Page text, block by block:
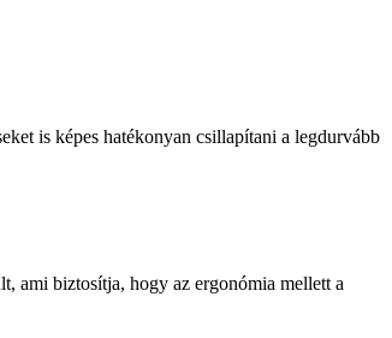
is képes hatékonyan csillapítani a legdurvább
ami biztosítja, hogy az ergonómia mellett a